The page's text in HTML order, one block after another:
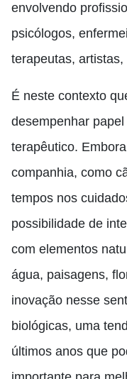
envolvendo
psicólogos,
terapeutas,
É neste contexto
desempenhar
terapêutico.
companhia, como
tempos nos
possibilidade de
com elementos
água, paisagens,
inovação nesse
biológicas, uma
últimos anos que